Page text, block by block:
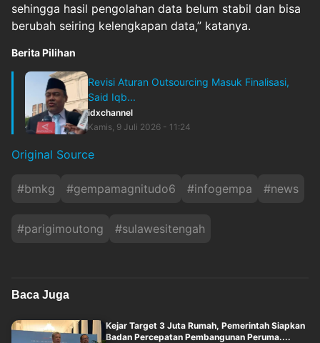
sehingga hasil pengolahan data belum stabil dan bisa
berubah seiring kelengkapan data,” katanya.
Berita Pilihan
Revisi Aturan Outsourcing Masuk Finalisasi,
Said Iqb...
idxchannel
Kamis, 9 Juli 2026 - 11:24
Original Source
#bmkg #gempamagnitudo6 #infogempa #news
#parigimoutong #sulawesitengah
Baca Juga
Kejar Target 3 Juta Rumah, Pemerintah Siapkan
Badan Percepatan Pembangunan Peruma....